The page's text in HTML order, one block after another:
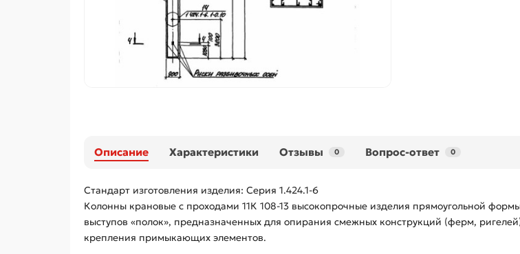
Описание Характеристики Отзывы 0 Вопрос-ответ 0
Стандарт изготовления изделия: Серия 1.424.1-6
Колонны крановые с проходами 11К 108-13 высокопрочные изделия прямоугольной
выступов «полок», предназначенных для опирания смежных конструкций (ферм,
крепления примыкающих элементов.